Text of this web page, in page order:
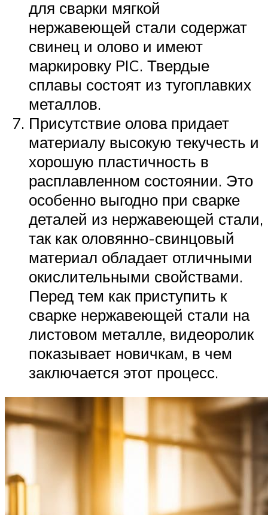
для сварки мягкой
нержавеющей стали содержат
свинец и олово и имеют
маркировку PIC. Твердые
сплавы состоят из тугоплавких
металлов.
Присутствие олова придает
материалу высокую текучесть и
хорошую пластичность в
расплавленном состоянии. Это
особенно выгодно при сварке
деталей из нержавеющей стали,
так как оловянно-свинцовый
материал обладает отличными
окислительными свойствами.
Перед тем как приступить к
сварке нержавеющей стали на
листовом металле, видеоролик
показывает новичкам, в чем
заключается этот процесс.